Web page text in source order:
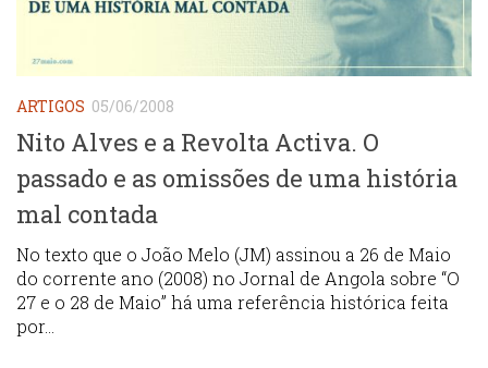
ARTIGOS 05/06/2008
Nito Alves e a Revolta Activa. O
passado e as omissões de uma história
mal contada
No texto que o João Melo (JM) assinou a 26 de Maio
do corrente ano (2008) no Jornal de Angola sobre “O
27 e o 28 de Maio” há uma referência histórica feita
por...